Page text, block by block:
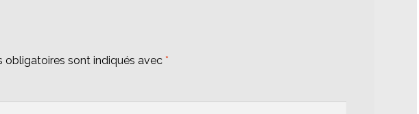
obligatoires sont indiqués avec *